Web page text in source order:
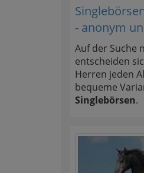
- anonym
Auf der Suche
entscheiden
Herren jeden
bequeme
Singlebörsen.